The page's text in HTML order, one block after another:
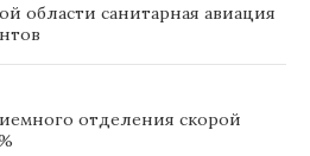
области санитарная авиация
отделения скорой